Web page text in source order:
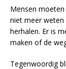
Mensen
niet meer
herhalen. Er is
maken of de
Tegenwoordig